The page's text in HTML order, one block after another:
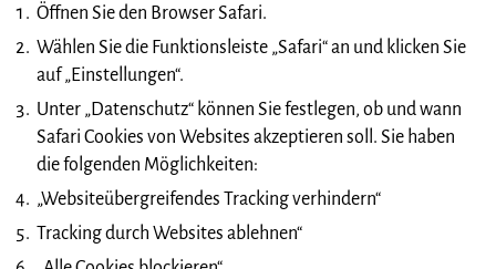
Öffnen Sie den Browser Safari.
Wählen Sie die Funktionsleiste „Safari“ an und klicken Sie
auf „Einstellungen“.
Unter „Datenschutz“ können Sie festlegen, ob und wann
Safari Cookies von Websites akzeptieren soll. Sie haben
die folgenden Möglichkeiten:
„Websiteübergreifendes Tracking verhindern“
Tracking durch Websites ablehnen“